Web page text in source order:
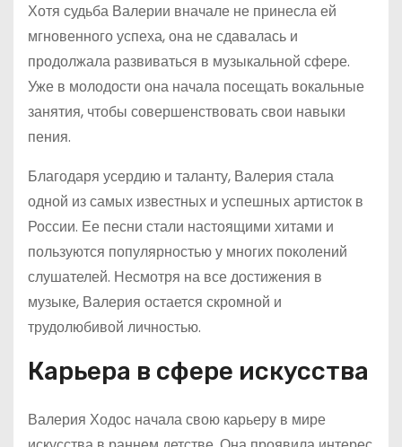
Хотя судьба Валерии вначале не принесла ей
мгновенного успеха, она не сдавалась и
продолжала развиваться в музыкальной сфере.
Уже в молодости она начала посещать вокальные
занятия, чтобы совершенствовать свои навыки
пения.
Благодаря усердию и таланту, Валерия стала
одной из самых известных и успешных артисток в
России. Ее песни стали настоящими хитами и
пользуются популярностью у многих поколений
слушателей. Несмотря на все достижения в
музыке, Валерия остается скромной и
трудолюбивой личностью.
Карьера в сфере искусства
Валерия Ходос начала свою карьеру в мире